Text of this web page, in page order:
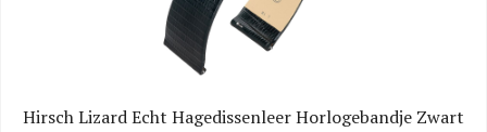
Hirsch Lizard Echt Hagedissenleer Horlogebandje Zwart